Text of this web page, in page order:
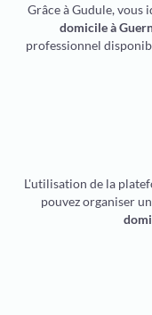
Grâce à Gudule, vous
domicile à
professionnel
L'utilisation de la
pouvez organiser